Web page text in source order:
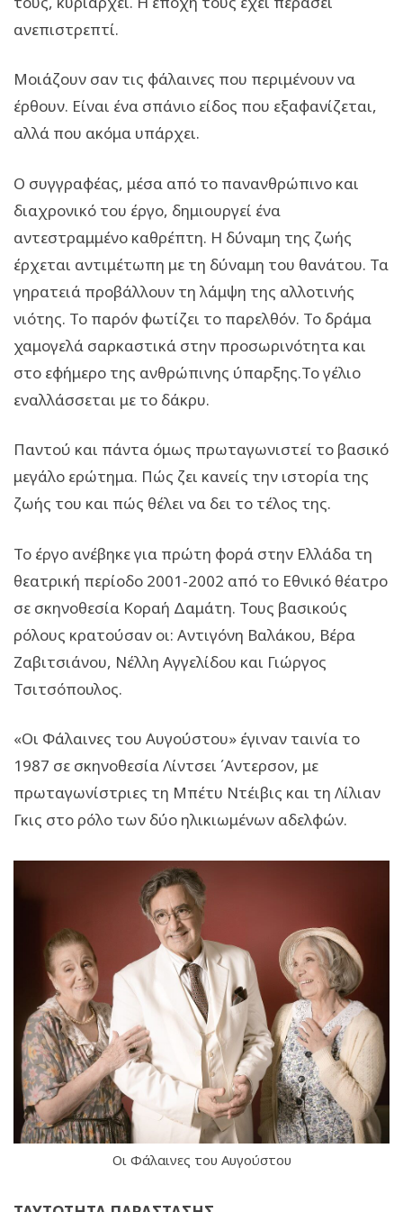
ανεπιστρεπτί.
Μοιάζουν σαν τις φάλαινες που περιμένουν να
έρθουν. Είναι ένα σπάνιο είδος που εξαφανίζεται,
αλλά που ακόμα υπάρχει.
Ο συγγραφέας, μέσα από το πανανθρώπινο και
διαχρονικό του έργο, δημιουργεί ένα
αντεστραμμένο καθρέπτη. Η δύναμη της ζωής
έρχεται αντιμέτωπη με τη δύναμη του θανάτου. Τα
γηρατειά προβάλλουν τη λάμψη της αλλοτινής
νιότης. Το παρόν φωτίζει το παρελθόν. Το δράμα
χαμογελά σαρκαστικά στην προσωρινότητα και
στο εφήμερο της ανθρώπινης ύπαρξης.Το γέλιο
εναλλάσσεται με το δάκρυ.
Παντού και πάντα όμως πρωταγωνιστεί το βασικό
μεγάλο ερώτημα. Πώς ζει κανείς την ιστορία της
ζωής του και πώς θέλει να δει το τέλος της.
Το έργο ανέβηκε για πρώτη φορά στην Ελλάδα τη
θεατρική περίοδο 2001-2002 από το Εθνικό θέατρο
σε σκηνοθεσία Κοραή Δαμάτη. Τους βασικούς
ρόλους κρατούσαν οι: Αντιγόνη Βαλάκου, Βέρα
Ζαβιτσιάνου, Νέλλη Αγγελίδου και Γιώργος
Τσιτσόπουλος.
«Οι Φάλαινες του Αυγούστου» έγιναν ταινία το
1987 σε σκηνοθεσία Λίντσει ΄Αντερσον, με
πρωταγωνίστριες τη Μπέτυ Ντέιβις και τη Λίλιαν
Γκις στο ρόλο των δύο ηλικιωμένων αδελφών.
Οι Φάλαινες του Αυγούστου